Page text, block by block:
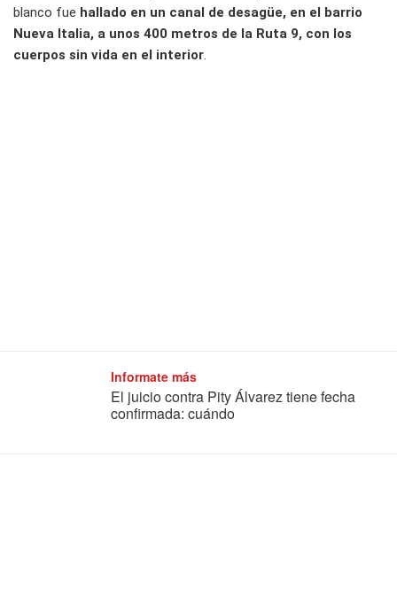
blanco fue hallado en un canal de desagüe, en el barrio
Nueva Italia, a unos 400 metros de la Ruta 9, con los
cuerpos sin vida en el interior.
Informate más
El juicio contra Pity Álvarez tiene fecha
confirmada: cuándo